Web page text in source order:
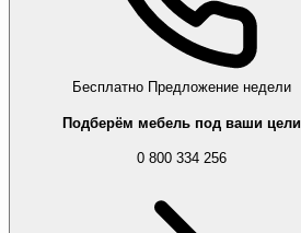
Бесплатно Предложение недели
Подберём мебель под ваши цели
0 800 334 256